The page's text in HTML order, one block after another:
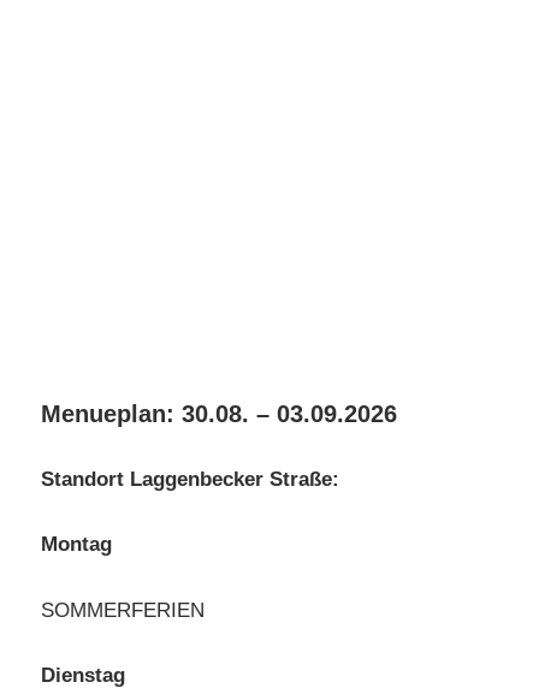
Menueplan: 30.08. – 03.09.2026
Standort Laggenbecker Straße:
Montag
SOMMERFERIEN
Dienstag